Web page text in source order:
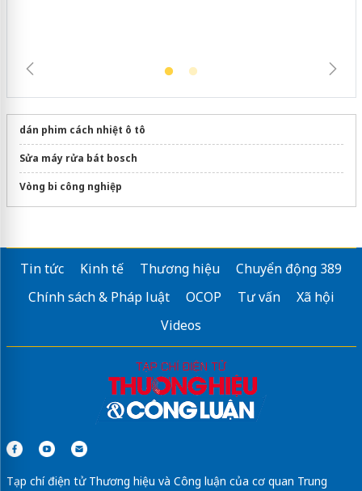
dán phim cách nhiệt ô tô
Sửa máy rửa bát bosch
Vòng bi công nghiệp
Tin tức Kinh tế Thương hiệu
Chuyển động 389
Chính sách & Pháp luật
OCOP Tư vấn
Xã hội
Videos
Tạp chí điện tử Thương hiệu và Công luận của cơ quan Trung